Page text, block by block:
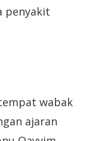
penyakit
wabak
ajaran